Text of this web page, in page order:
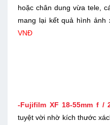
hoặc chân dung vừa tele,
mang lại kết quả hình ảnh
VNĐ
-Fujifilm XF 18-55mm f /
tuyệt vời nhờ kích thước